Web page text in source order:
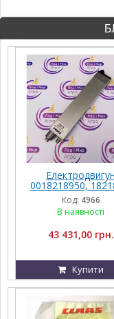
Електродвигун
0018218950,
1821895.0,
011611.2,
16058.2, 016058,
Claas
Код: 4966
В наявності
43 431,00 грн.
Купити